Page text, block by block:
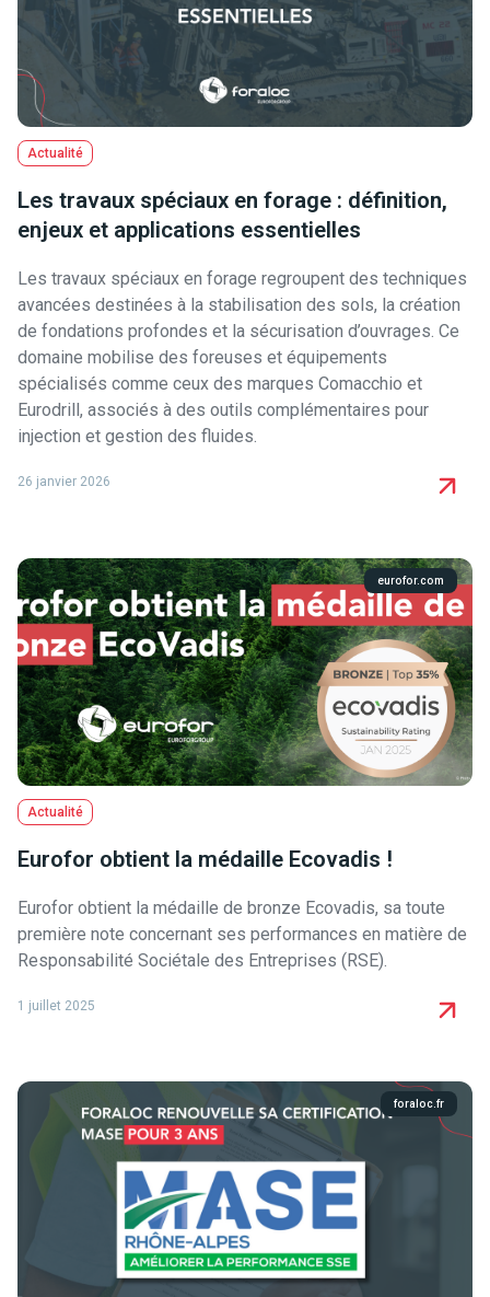
Actualité
Les travaux spéciaux en forage : définition,
enjeux et applications essentielles
Les travaux spéciaux en forage regroupent des techniques
avancées destinées à la stabilisation des sols, la création
de fondations profondes et la sécurisation d’ouvrages. Ce
domaine mobilise des foreuses et équipements
spécialisés comme ceux des marques Comacchio et
Eurodrill, associés à des outils complémentaires pour
injection et gestion des fluides.
26 janvier 2026
eurofor.com
Actualité
Eurofor obtient la médaille Ecovadis !
Eurofor obtient la médaille de bronze Ecovadis, sa toute
première note concernant ses performances en matière de
Responsabilité Sociétale des Entreprises (RSE).
1 juillet 2025
foraloc.fr